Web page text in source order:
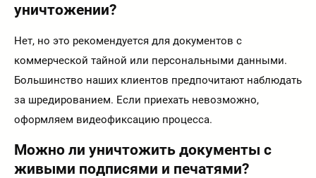
уничтожении?
Нет, но это рекомендуется для документов с
коммерческой тайной или персональными данными.
Большинство наших клиентов предпочитают наблюдать
за шредированием. Если приехать невозможно,
оформляем видеофиксацию процесса.
Можно ли уничтожить документы с
живыми подписями и печатями?